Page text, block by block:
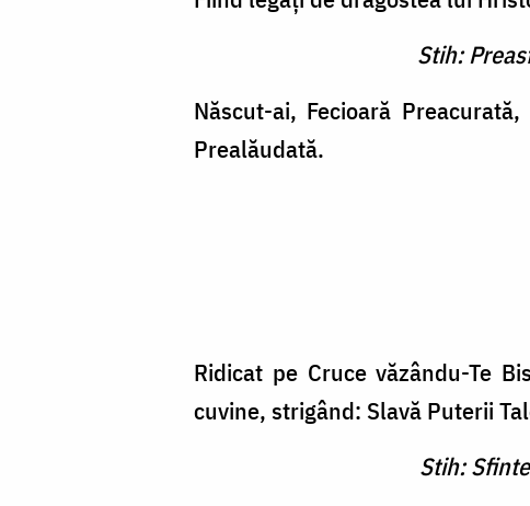
Stih:
Născut-ai, Fecioară
Prealăudată.
Ridicat pe Cruce văzându-Te
cuvine, strigând: Slavă Puterii
Stih: